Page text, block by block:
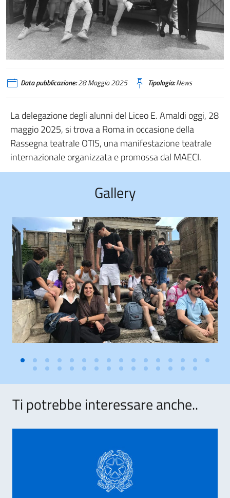
Data pubblicazione:28 Maggio 2025 Tipologia:News
La delegazione degli alunni del Liceo E. Amaldi oggi, 28
maggio 2025, si trova a Roma in occasione della
Rassegna teatrale OTIS, una manifestazione teatrale
internazionale organizzata e promossa dal MAECI.
Gallery
Ti potrebbe interessare anche..